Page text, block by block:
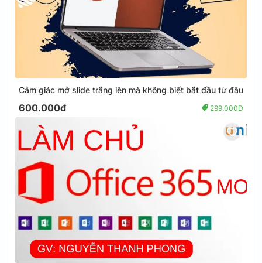
Cảm giác mở slide trắng lên mà không biết bắt đầu từ đâu
600.000đ 299.000Đ